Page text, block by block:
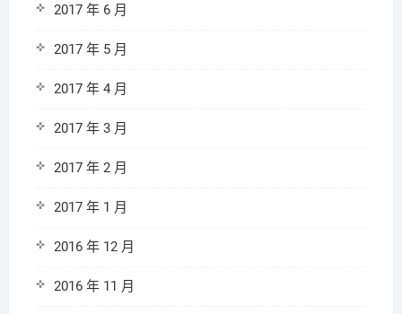
2017 年 6 月
2017 年 5 月
2017 年 4 月
2017 年 3 月
2017 年 2 月
2017 年 1 月
2016 年 12 月
2016 年 11 月